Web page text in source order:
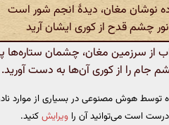
نوشان مغان، دیدهٔ انجم شور است
نور چشم قدح از کوری ایشان آرید
سرزمین مغان، چشمان ستاره‌ها
جام را از کوری آن‌ها به دست آورید.
توسط هوش مصنوعی در بسیاری از موارد
است می‌توانید آن را ویرایشکنید.